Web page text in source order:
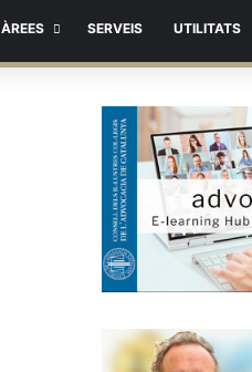
ÀREES SERVEIS UTILITATS